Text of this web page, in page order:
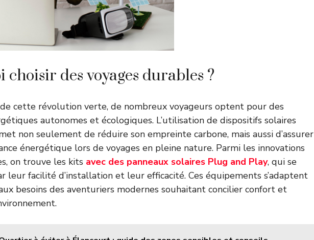
choisir des voyages durables ?
cette révolution verte, de nombreux voyageurs optent pour des
autonomes et écologiques. L’utilisation de dispositifs solaires
non seulement de réduire son empreinte carbone, mais aussi d’assurer
énergétique lors de voyages en pleine nature. Parmi les innovations
on trouve les kits avec des panneaux solaires Plug and Play, qui se
leur facilité d’installation et leur efficacité. Ces équipements s’adaptent
besoins des aventuriers modernes souhaitant concilier confort et